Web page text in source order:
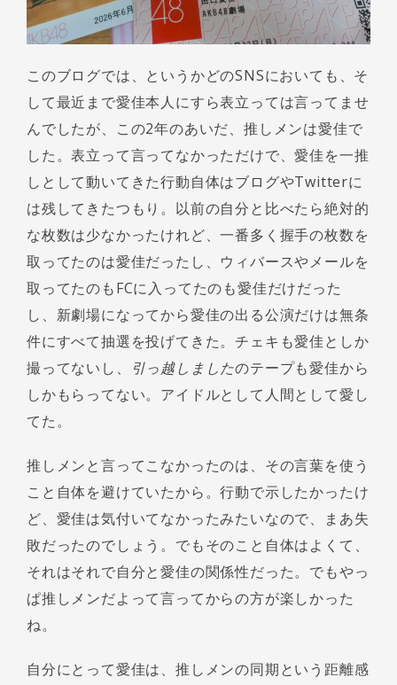
このブログでは、というかどのSNSにおいても、そ
して最近まで愛佳本人にすら表立っては言ってませ
んでしたが、この2年のあいだ、推しメンは愛佳で
した。表立って言ってなかっただけで、愛佳を一推
しとして動いてきた行動自体はブログやTwitterに
は残してきたつもり。以前の自分と比べたら絶対的
な枚数は少なかったけれど、一番多く握手の枚数を
取ってたのは愛佳だったし、ウィバースやメールを
取ってたのもFCに入ってたのも愛佳だけだった
し、新劇場になってから愛佳の出る公演だけは無条
件にすべて抽選を投げてきた。チェキも愛佳としか
撮ってないし、
引っ越しましたのテープも愛佳から
しかもらってない。アイドルとして人間として愛し
てた。
推しメンと言ってこなかったのは、その言葉を使う
こと自体を避けていたから。行動で示したかったけ
ど、愛佳は気付いてなかったみたいなので、まあ失
敗だったのでしょう。でもそのこと自体はよくて、
それはそれで自分と愛佳の関係性だった。でもやっ
ぱ推しメンだよって言ってからの方が楽しかった
ね。
自分にとって愛佳は、推しメンの同期という距離感